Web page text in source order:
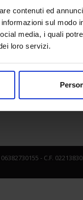
contenuti ed
sul
media, i quali
loro servizi.
- C.F.